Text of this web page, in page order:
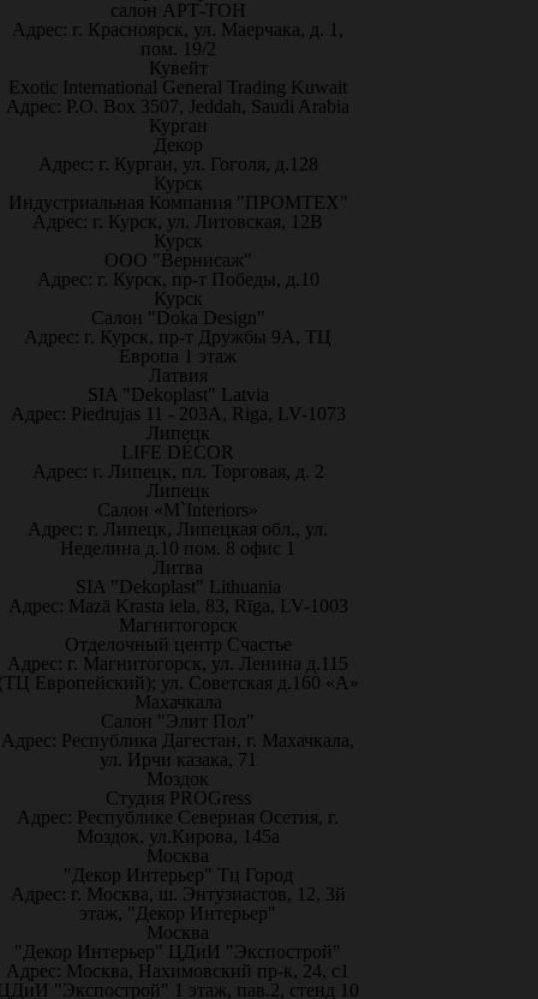
салон АРТ-ТОН
Адрес: г. Красноярск, ул. Маерчака, д. 1,
пом. 19/2
Кувейт
Exotic International General Trading Kuwait
Адрес: P.O. Box 3507, Jeddah, Saudi Arabia
Курган
Декор
Адрес: г. Курган, ул. Гоголя, д.128
Курск
Индустриальная Компания "ПРОМТЕХ"
Адрес: г. Курск, ул. Литовская, 12В
Курск
ООО "Вернисаж"
Адрес: г. Курск, пр-т Победы, д.10
Курск
Салон "Doka Design"
Адрес: г. Курск, пр-т Дружбы 9А, ТЦ
Европа 1 этаж
Латвия
SIA "Dekoplast" Latvia
Адрес: Piedrujas 11 - 203A, Riga, LV-1073
Липецк
LIFE DÉCOR
Адрес: г. Липецк, пл. Торговая, д. 2
Липецк
Салон «M`Interiors»
Адрес: г. Липецк, Липецкая обл., ул.
Неделина д.10 пом. 8 офис 1
Литва
SIA "Dekoplast" Lithuania
Адрес: Mazā Krasta iela, 83, Rīga, LV-1003
Магнитогорск
Отделочный центр Счастье
Адрес: г. Магнитогорск, ул. Ленина д.115
Европейский); ул. Советская д.160 «А»
Махачкала
Салон "Элит Пол"
Адрес: Республика Дагестан, г. Махачкала,
ул. Ирчи казака, 71
Моздок
Студия PROGress
Адрес: Республике Северная Осетия, г.
Моздок, ул.Кирова, 145а
Москва
"Декор Интерьер" Тц Город
Адрес: г. Москва, ш. Энтузиастов, 12, 3й
этаж, "Декор Интерьер"
Москва
"Декор Интерьер" ЦДиИ "Экспострой"
Адрес: Москва, Нахимовский пр-к, 24, с1
"Экспострой" 1 этаж, пав.2, стенд 10